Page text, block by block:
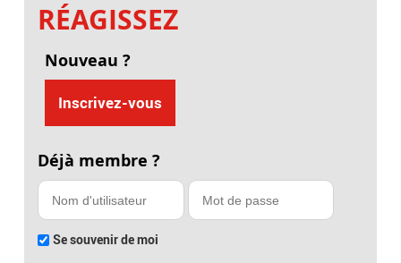
RÉAGISSEZ
Nouveau ?
Inscrivez-vous
Déjà membre ?
Se souvenir de moi